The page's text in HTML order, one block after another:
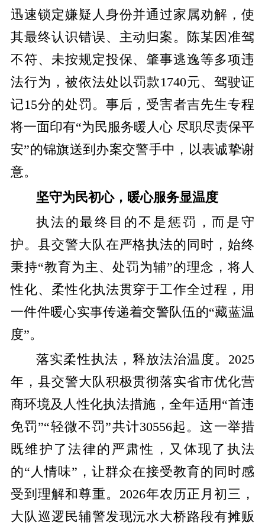
迅速锁定嫌疑人身份并通过家属劝解，使
其最终认识错误、主动归案。陈某因准驾
不符、未按规定投保、肇事逃逸等多项违
法行为，被依法处以罚款1740元、驾驶证
记15分的处罚。事后，受害者吉先生专程
将一面印有“为民服务暖人心 尽职尽责保平
安”的锦旗送到办案交警手中，以表诚挚谢
意。
坚守为民初心，暖心服务显温度
执法的最终目的不是惩罚，而是守
护。县交警大队在严格执法的同时，始终
秉持“教育为主、处罚为辅”的理念，将人
性化、柔性化执法贯穿于工作全过程，用
一件件暖心实事传递着交警队伍的“藏蓝温
度”。
落实柔性执法，释放法治温度。 2025
年，县交警大队积极贯彻落实省市优化营
商环境及人性化执法措施，全年适用“首违
免罚”“轻微不罚”共计30556起 。这一举措
既维护了法律的严肃性，又体现了执法
的“人情味”，让群众在接受教育的同时感
受到理解和尊重。 2026年农历正月初三，
大队巡逻民辅警发现沅水大桥路段有摊贩